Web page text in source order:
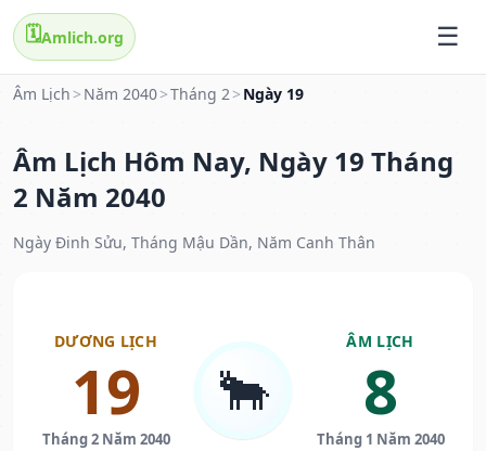
🗓️Amlich.org
Âm Lịch > Năm 2040>Tháng 2> Ngày 19
Âm Lịch Hôm Nay, Ngày 19 Tháng
2 Năm 2040
Ngày Đinh Sửu, Tháng Mậu Dần, Năm Canh Thân
DƯƠNG LỊCH
19
Tháng 2 Năm 2040
🐂
ÂM LỊCH
8
Tháng 1 Năm 2040